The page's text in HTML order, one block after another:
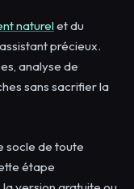
naturelet du
précieux.
analyse de
sans sacrifier la
socle de toute
étape